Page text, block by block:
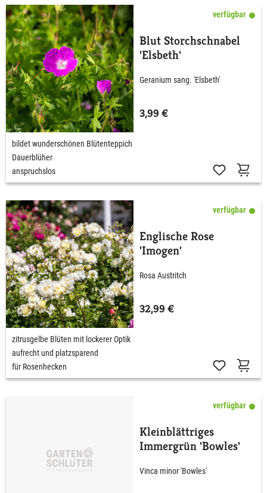
verfügbar
Blut Storchschnabel
'Elsbeth'
Geranium sang. 'Elsbeth'
3,99 €
bildet wunderschönen Blütenteppich
Dauerblüher
anspruchslos
verfügbar
Englische Rose
'Imogen'
Rosa Austritch
32,99 €
zitrusgelbe Blüten mit lockerer Optik
aufrecht und platzsparend
für Rosenhecken
verfügbar
Kleinblättriges
Immergrün 'Bowles'
Vinca minor 'Bowles'